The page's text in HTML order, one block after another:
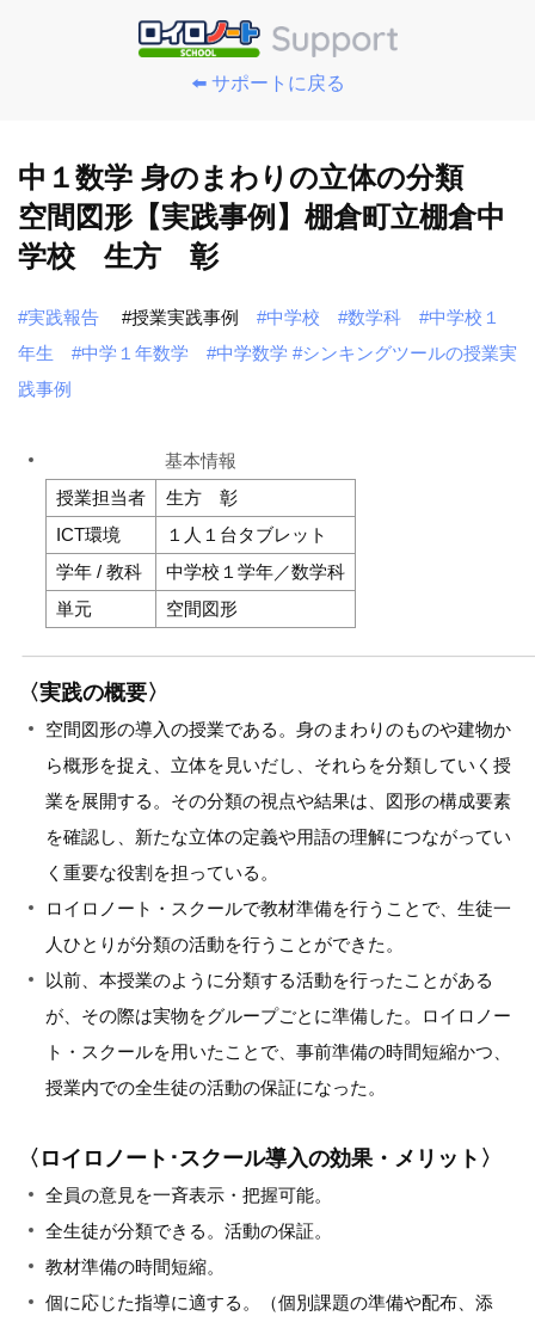
⬅️ サポートに戻る
中１数学 身のまわりの立体の分類
空間図形【実践事例】棚倉町立棚倉中
学校 生方 彰
#実践報告 #授業実践事例 #中学校 #数学科
#中学校１
年生
#中学１年数学 #中学数学 #シンキングツールの授業実
践事例
基本情報
授業担当者
生方 彰
ICT環境
１人１台タブレット
学年 / 教科
中学校１学年／数学科
単元
空間図形
〈実践の概要〉
空間図形の導入の授業である。身のまわりのものや建物か
ら概形を捉え、立体を見いだし、それらを分類していく授
業を展開する。その分類の視点や結果は、図形の構成要素
を確認し、新たな立体の定義や用語の理解につながってい
く重要な役割を担っている。
ロイロノート・スクールで教材準備を行うことで、生徒一
人ひとりが分類の活動を行うことができた。
以前、本授業のように分類する活動を行ったことがある
が、その際は実物をグループごとに準備した。ロイロノー
ト・スクールを用いたことで、事前準備の時間短縮かつ、
授業内での全生徒の活動の保証になった。
〈ロイロノート･スクール導入の効果・メリット〉
全員の意見を一斉表示・把握可能。
全生徒が分類できる。活動の保証。
教材準備の時間短縮。
個に応じた指導に適する。（個別課題の準備や配布、添